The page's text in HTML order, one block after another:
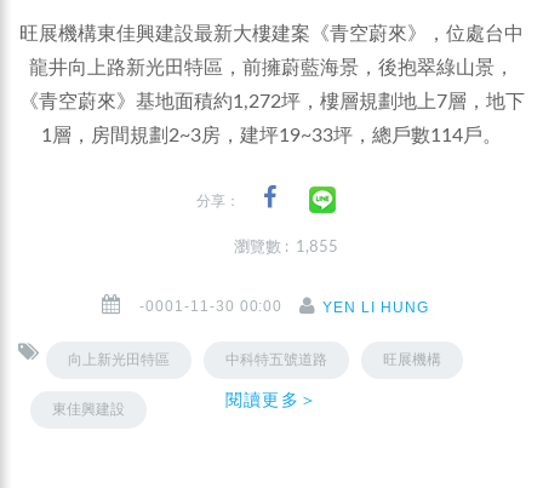
旺展機構東佳興建設最新大樓建案《青空蔚來》，位處台中
龍井向上路新光田特區，前擁蔚藍海景，後抱翠綠山景，
《青空蔚來》基地面積約1,272坪，樓層規劃地上7層，地下
1層，房間規劃2~3房，建坪19~33坪，總戶數114戶。
分享：
瀏覽數 : 1,855
-0001-11-30 00:00 YEN LI HUNG
向上新光田特區 中科特五號道路 旺展機構
東佳興建設 閱讀更多＞